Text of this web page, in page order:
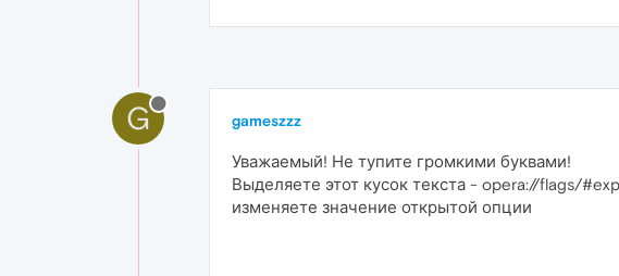
G gameszzz
Уважаемый! Не тупите громкими буквами!
Выделяете этот кусок текста - opera://flags/
изменяете значение открытой опции